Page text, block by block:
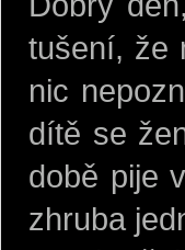
tušení, že
nic
dítě se
době pije
zhruba